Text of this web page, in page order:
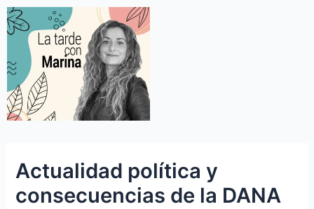
Actualidad política y
consecuencias de la DANA